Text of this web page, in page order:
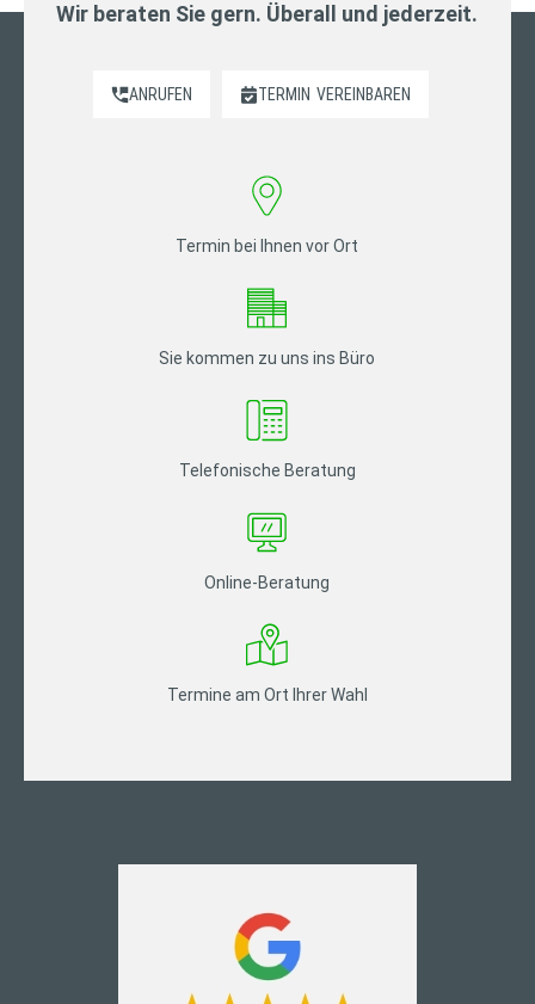
Wir beraten Sie gern. Überall und jederzeit.
ANRUFEN TERMIN VEREINBAREN
Termin bei Ihnen vor Ort
Sie kommen zu uns ins Büro
Telefonische Beratung
Online-Beratung
Termine am Ort Ihrer Wahl